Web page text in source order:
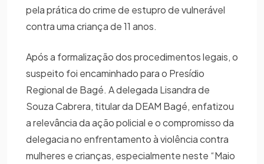
pela prática do crime de estupro de vulnerável
contra uma criança de 11 anos.
Após a formalização dos procedimentos legais, o
suspeito foi encaminhado para o Presídio
Regional de Bagé. A delegada Lisandra de
Souza Cabrera, titular da DEAM Bagé, enfatizou
a relevância da ação policial e o compromisso da
delegacia no enfrentamento à violência contra
mulheres e crianças, especialmente neste “Maio